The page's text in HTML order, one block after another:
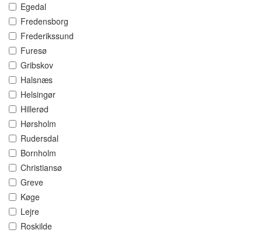
Egedal
Fredensborg
Frederikssund
Furesø
Gribskov
Halsnæs
Helsingør
Hillerød
Hørsholm
Rudersdal
Bornholm
Christiansø
Greve
Køge
Lejre
Roskilde